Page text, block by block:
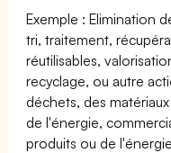
Exemple : Elimination
tri, traitement,
réutilisables,
recyclage, ou autre
déchets, des
de l'énergie,
produits ou de